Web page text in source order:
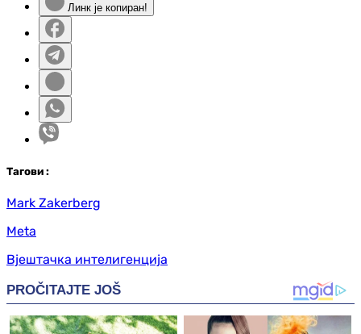
Линк је копиран!
Тагови :
Mark Zakerberg
Meta
Вјештачка интелигенција